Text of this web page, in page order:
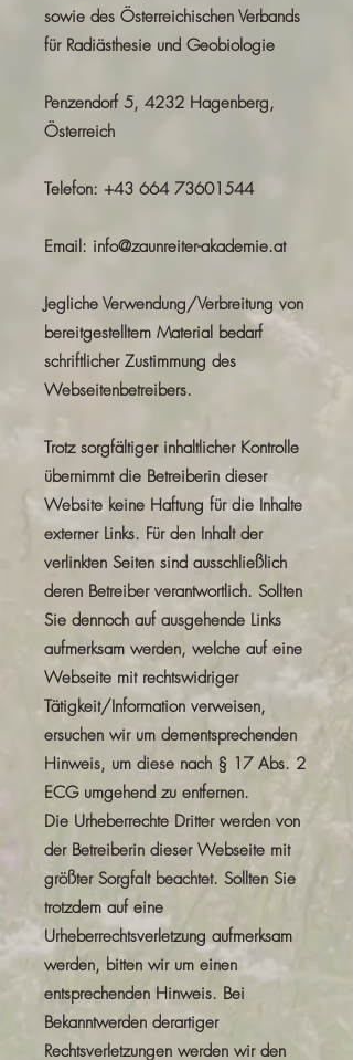
sowie des Österreichischen Verbands
für Radiästhesie und Geobiologie
Penzendorf 5, 4232 Hagenberg,
Österreich
Telefon: +43 664 73601544
Email: info@zaunreiter-akademie.at
Jegliche Verwendung/Verbreitung von
bereitgestelltem Material bedarf
schriftlicher Zustimmung des
Webseitenbetreibers.
Trotz sorgfältiger inhaltlicher Kontrolle
übernimmt die Betreiberin dieser
Website keine Haftung für die Inhalte
externer Links. Für den Inhalt der
verlinkten Seiten sind ausschließlich
deren Betreiber verantwortlich. Sollten
Sie dennoch auf ausgehende Links
aufmerksam werden, welche auf eine
Webseite mit rechtswidriger
Tätigkeit/Information verweisen,
ersuchen wir um dementsprechenden
Hinweis, um diese nach § 17 Abs. 2
ECG umgehend zu entfernen.
Die Urheberrechte Dritter werden von
der Betreiberin dieser Webseite mit
größter Sorgfalt beachtet. Sollten Sie
trotzdem auf eine
Urheberrechtsverletzung aufmerksam
werden, bitten wir um einen
entsprechenden Hinweis. Bei
Bekanntwerden derartiger
Rechtsverletzungen werden wir den